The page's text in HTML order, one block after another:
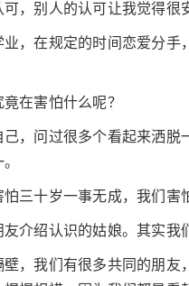
，别人的认可让我觉得很
，在规定的时间恋爱分
在害怕什么呢？
，问过很多个看起来洒
三十岁一事无成，我们害
介绍认识的姑娘。其实我
，我们有很多共同的朋